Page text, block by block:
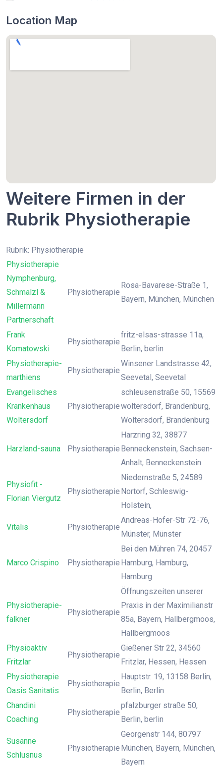
Location Map
Weitere Firmen in der
Rubrik Physiotherapie
Rubrik: Physiotherapie
Physiotherapie
Nymphenburg,
Schmalzl &
Millermann
Partnerschaft
Physiotherapie
Rosa-Bavarese-Straße 1,
Bayern, München, München
Frank
Komatowski
Physiotherapie
fritz-elsas-strasse 11a,
Berlin, berlin
Physiotherapie-
marthiens
Physiotherapie
Winsener Landstrasse 42,
Seevetal, Seevetal
Evangelisches
Krankenhaus
Woltersdorf
Physiotherapie
schleusenstraße 50, 15569
woltersdorf, Brandenburg,
Woltersdorf, Brandenburg
Harzland-sauna Physiotherapie
Harzring 32, 38877
Benneckenstein, Sachsen-
Anhalt, Benneckenstein
Physiofit -
Florian Viergutz
Physiotherapie
Niedernstraße 5, 24589
Nortorf, Schleswig-
Holstein,
Vitalis Physiotherapie
Andreas-Hofer-Str 72-76,
Münster, Münster
Marco Crispino Physiotherapie
Bei den Mühren 74, 20457
Hamburg, Hamburg,
Hamburg
Physiotherapie-
falkner
Physiotherapie
Öffnungszeiten unserer
Praxis in der Maximilianstr
85a, Bayern, Hallbergmoos,
Hallbergmoos
Physioaktiv
Fritzlar
Physiotherapie
Gießener Str 22, 34560
Fritzlar, Hessen, Hessen
Physiotherapie
Oasis Sanitatis
Physiotherapie
Hauptstr. 19, 13158 Berlin,
Berlin, Berlin
Chandini
Coaching
Physiotherapie
pfalzburger straße 50,
Berlin, berlin
Susanne
Schlusnus
Physiotherapie
Georgenstr 144, 80797
München, Bayern, München,
Bayern